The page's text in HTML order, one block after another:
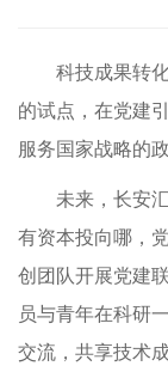
科技成果转
的试点，在党建
服务国家战略的
未来，长安
有资本投向哪，
创团队开展党建
员与青年在科研
交流，共享技术